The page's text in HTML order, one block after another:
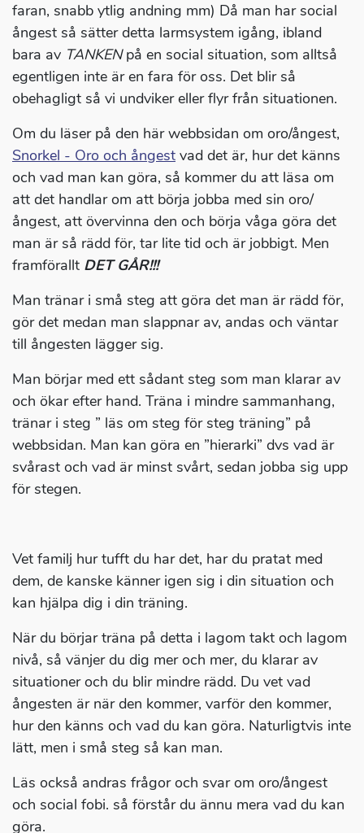
faran, snabb ytlig andning mm) Då man har social
ångest så sätter detta larmsystem igång, ibland
bara av TANKENpå en social situation, som alltså
egentligen inte är en fara för oss. Det blir så
obehagligt så vi undviker eller flyr från situationen.
Om du läser på den här webbsidan om oro/ångest,
Snorkel - Oro och ångest vad det är, hur det känns
och vad man kan göra, så kommer du att läsa om
att det handlar om att börja jobba med sin oro/
ångest, att övervinna den och börja våga göra det
man är så rädd för, tar lite tid och är jobbigt. Men
framförallt DET GÅR!!!
Man tränar i små steg att göra det man är rädd för,
gör det medan man slappnar av, andas och väntar
till ångesten lägger sig.
Man börjar med ett sådant steg som man klarar av
och ökar efter hand. Träna i mindre sammanhang,
tränar i steg ” läs om steg för steg träning” på
webbsidan. Man kan göra en ”hierarki” dvs vad är
svårast och vad är minst svårt, sedan jobba sig upp
för stegen.
Vet familj hur tufft du har det, har du pratat med
dem, de kanske känner igen sig i din situation och
kan hjälpa dig i din träning.
När du börjar träna på detta i lagom takt och lagom
nivå, så vänjer du dig mer och mer, du klarar av
situationer och du blir mindre rädd. Du vet vad
ångesten är när den kommer, varför den kommer,
hur den känns och vad du kan göra. Naturligtvis inte
lätt, men i små steg så kan man.
Läs också andras frågor och svar om oro/ångest
och social fobi. så förstår du ännu mera vad du kan
göra.